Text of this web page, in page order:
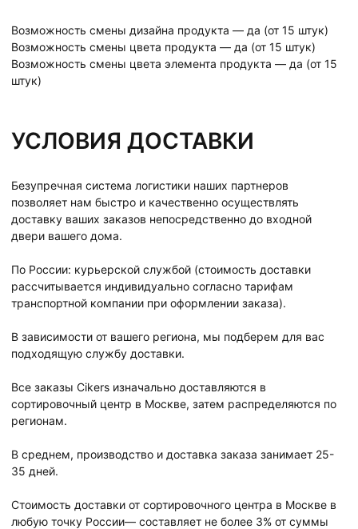
Возможность смены дизайна продукта — да (от 15 штук)
Возможность смены цвета продукта — да (от 15 штук)
Возможность смены цвета элемента продукта — да (от 15
штук)
УСЛОВИЯ ДОСТАВКИ
Безупречная система логистики наших партнеров
позволяет нам быстро и качественно осуществлять
доставку ваших заказов непосредственно до входной
двери вашего дома.
По России: курьерской службой (стоимость доставки
рассчитывается индивидуально согласно тарифам
транспортной компании при оформлении заказа).
В зависимости от вашего региона, мы подберем для вас
подходящую службу доставки.
Все заказы Cikers изначально доставляются в
сортировочный центр в Москве, затем распределяются по
регионам.
В среднем, производство и доставка заказа занимает 25-
35 дней.
Стоимость доставки от сортировочного центра в Москве в
любую точку России— составляет не более 3% от суммы